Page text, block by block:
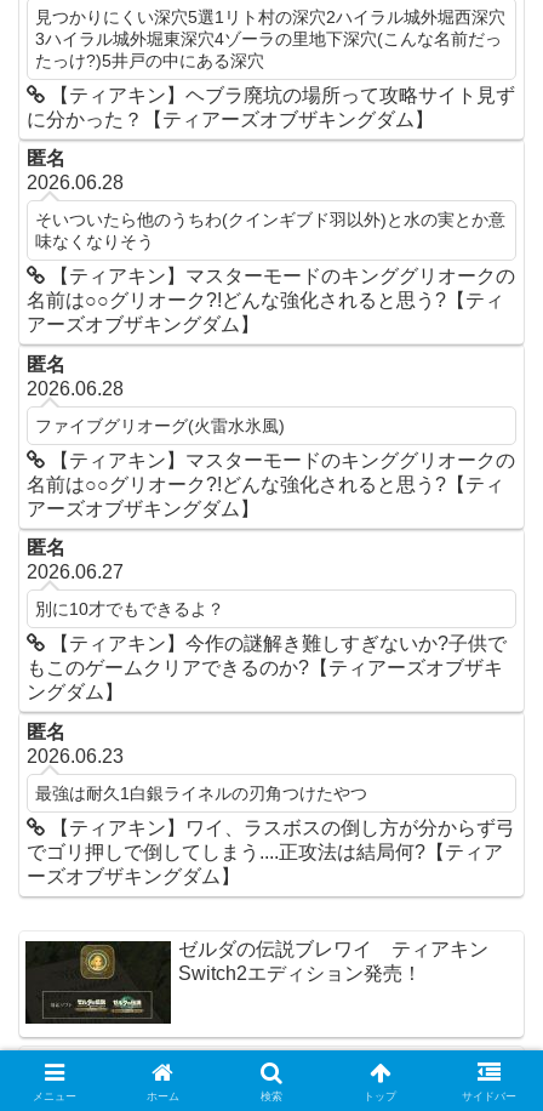
見つかりにくい深穴5選1リト村の深穴2ハイラル城外堀西深穴
3ハイラル城外堀東深穴4ゾーラの里地下深穴(こんな名前だっ
たっけ?)5井戸の中にある深穴
【ティアキン】ヘブラ廃坑の場所って攻略サイト見ず
に分かった？【ティアーズオブザキングダム】
匿名
2026.06.28
そいついたら他のうちわ(クインギブド羽以外)と水の実とか意
味なくなりそう
【ティアキン】マスターモードのキンググリオークの
名前は○○グリオーク?!どんな強化されると思う?【ティ
アーズオブザキングダム】
匿名
2026.06.28
ファイブグリオーグ(火雷水氷風)
【ティアキン】マスターモードのキンググリオークの
名前は○○グリオーク?!どんな強化されると思う?【ティ
アーズオブザキングダム】
匿名
2026.06.27
別に10才でもできるよ？
【ティアキン】今作の謎解き難しすぎないか?子供で
もこのゲームクリアできるのか?【ティアーズオブザキ
ングダム】
匿名
2026.06.23
最強は耐久1白銀ライネルの刃角つけたやつ
【ティアキン】ワイ、ラスボスの倒し方が分からず弓
でゴリ押しで倒してしまう....正攻法は結局何?【ティア
ーズオブザキングダム】
ゼルダの伝説ブレワイ ティアキン
Switch2エディション発売！
【ティアキン】amiiboが売り切れと転
売で辛い件…任天堂は対策しないのか
メニュー ホーム 検索 トップ サイドバー